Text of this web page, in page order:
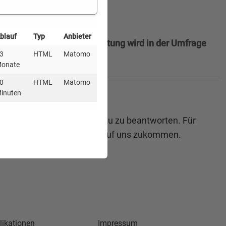
& Vertragsgestaltung wird in der Umfrage
und Ihre Rückfragen dazu zu beantworten. Für
Rechtsberatung auf uns zukommen.
Impressum
Typ Anbieter
HTML Matomo
HTML Matomo